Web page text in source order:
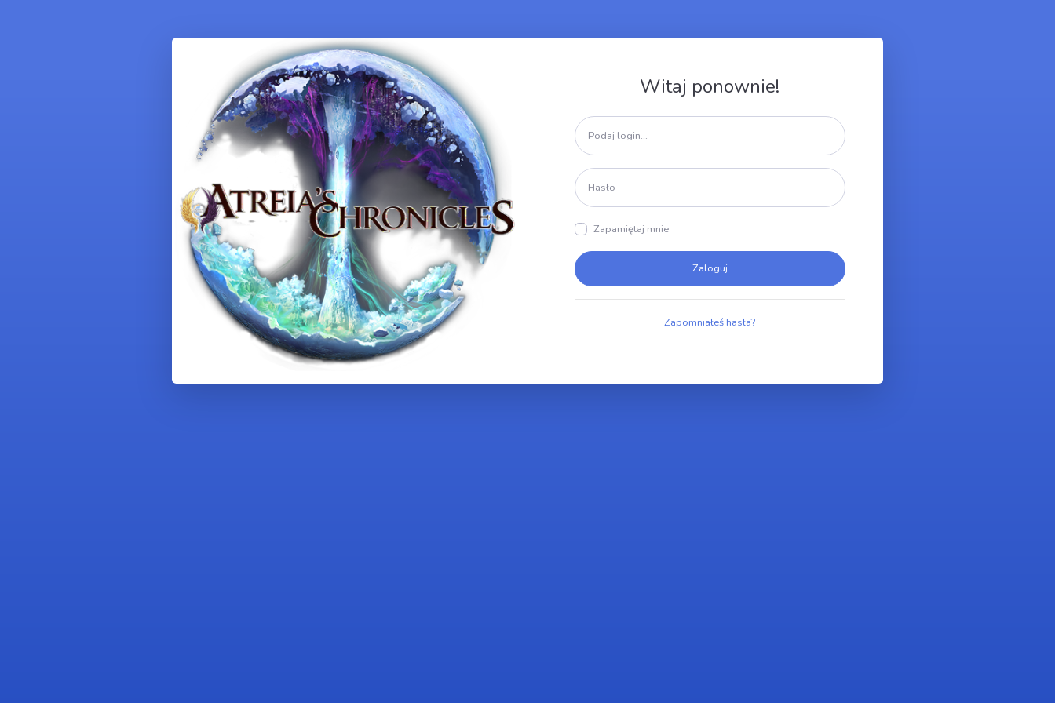
Witaj ponownie!
Zapamiętaj mnie
Zaloguj
Zapomniałeś hasła?